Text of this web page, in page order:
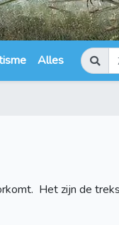
Alles
Het zijn de